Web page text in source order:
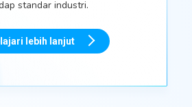
standar industri.
lebih lanjut